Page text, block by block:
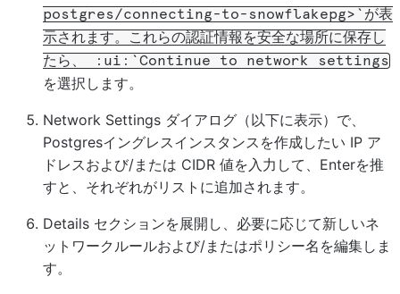
postgres/connecting-to-snowflakepg>`が表
示されます。これらの認証情報を安全な場所に保存し
たら、
:ui:`Continue to network settings
を選択します。
Network Settings ダイアログ（以下に表示）で、
Postgresイングレスインスタンスを作成したい IP ア
ドレスおよび/または CIDR 値を入力して、Enterを推
すと、それぞれがリストに追加されます。
Details セクションを展開し、必要に応じて新しいネ
ットワークルールおよび/またはポリシー名を編集しま
す。